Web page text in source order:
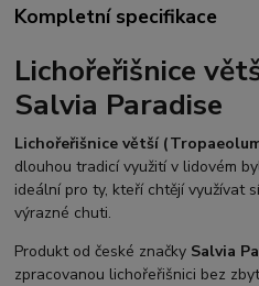
Kompletní specifikace
Lichořeřišnice
Salvia Paradise
Lichořeřišnice větší
dlouhou tradicí využití v lidovém
ideální pro ty, kteří chtějí využívat
výrazné chuti.
Produkt od české značky Salvia
zpracovanou lichořeřišnici bez